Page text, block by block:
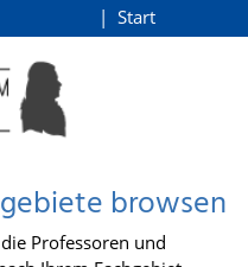
Start
browsen
Professoren und